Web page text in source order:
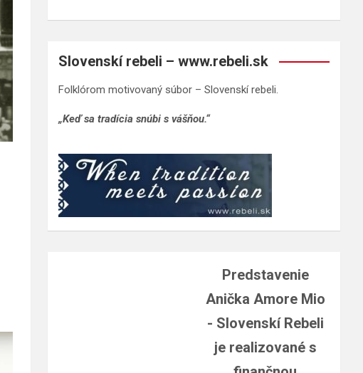
Slovenskí rebeli – www.rebeli.sk
Folklórom motivovaný súbor – Slovenskí rebeli.
„Keď sa tradícia snúbi s vášňou.“
Predstavenie
Anička Amore Mio
- Slovenskí Rebeli
je realizované s